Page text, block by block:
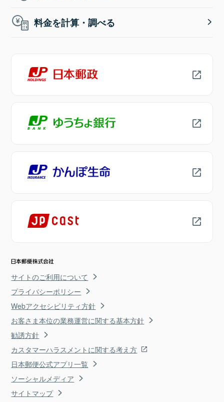
料金を計算・調べる
サイトのご利用について
プライバシーポリシー
Webアクセシビリティ方針
お客さま本位の業務運営に関する基本方針
勧誘方針
カスタマーハラスメントに関する考え方
日本郵便公式アプリ一覧
ソーシャルメディア
サイトマップ